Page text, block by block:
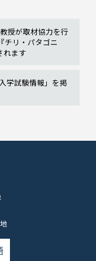
授が取材協力を行
チリ・パタゴニ
れます
学試験情報」を掲